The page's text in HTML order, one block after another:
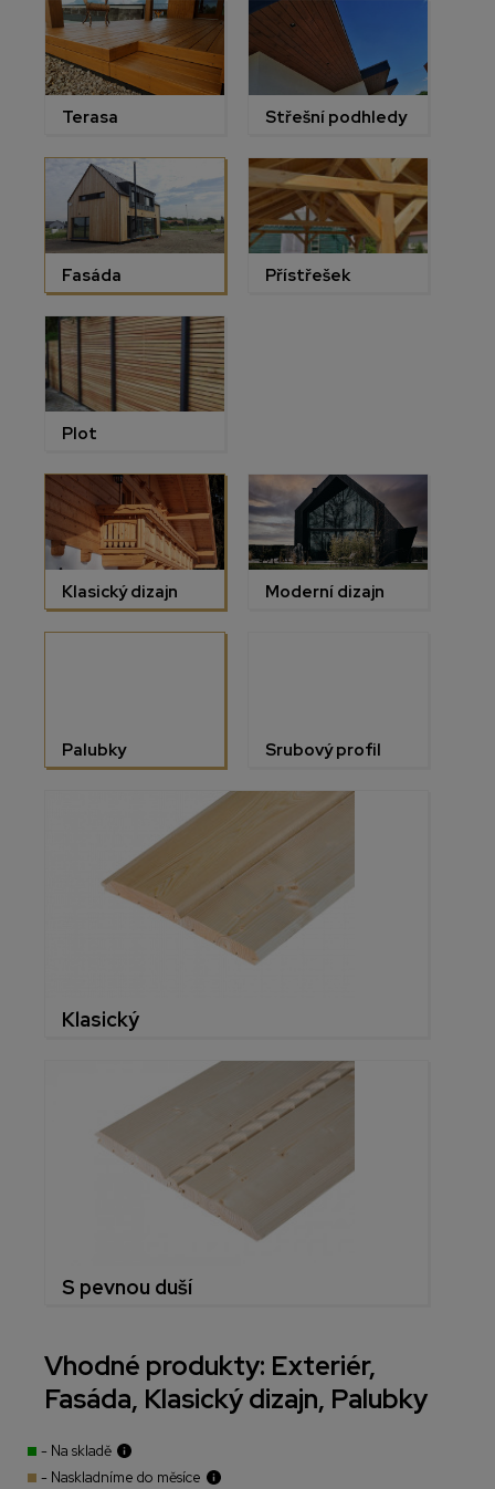
Klasický
S pevnou duší
Palubky Srubový profil
Klasický dizajn Moderní dizajn
Terasa Střešní podhledy
Fasáda Přístřešek
Plot
Vhodné produkty: Exteriér,
Fasáda, Klasický dizajn, Palubky
- Na skladě
- Naskladníme do měsíce